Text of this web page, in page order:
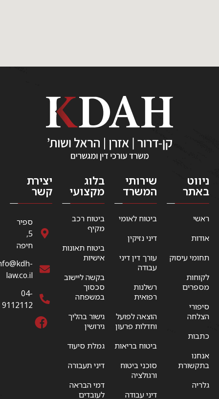
ניווט
באתר
ראשי
אודות
תחומי עיסוק
לקוחות
מספרים
סיפורי
הצלחה
כתבות
אנחנו
בתקשורת
גלריה
שירותי
המשרד
ביטוח לאומי
דיני נזיקין
עורך דין דיני
עבודה
רשלנות
רפואית
הוצאה לפועל
וחדלות פרעון
ביטוח בריאות
סוכני ביטוח
ורגולציה
דיני עבודה
בלוג
מקצועי
ביטוח רכב
מקיף
ביטוח תאונות
אישיות
בקשה ליישוב
סכסוך
במשפחה
גישור בהליך
גירושין
גמלת סיעוד
דיני תעבורה
דמי הבראה
לעובדים
יצירת
קשר
ספיר
5,
חיפה
law.co.il
04-
9112112